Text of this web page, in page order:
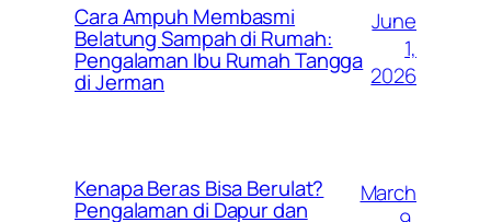
Cara Ampuh Membasmi
Belatung Sampah di Rumah:
Pengalaman Ibu Rumah Tangga
di Jerman
June
1,
2026
Kenapa Beras Bisa Berulat?
Pengalaman di Dapur dan
March